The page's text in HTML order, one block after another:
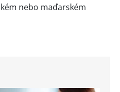
nebo maďarském